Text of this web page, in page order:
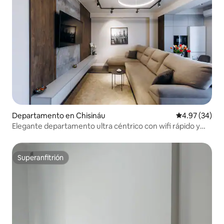
Departamento en Chisináu Calificación
4.97 (34)
Elegante departamento ultra céntrico con wifi rápido y
Superanfitrión
Superanfitrión